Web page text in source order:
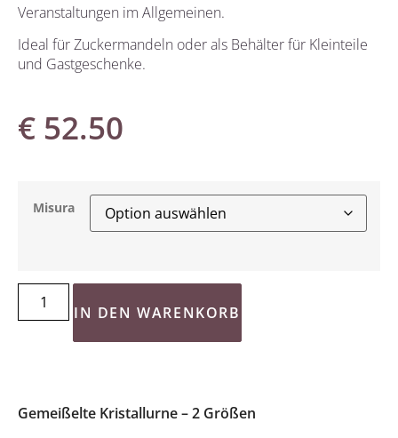
Veranstaltungen im Allgemeinen.
Ideal für Zuckermandeln oder als Behälter für Kleinteile
und Gastgeschenke.
€ 52.50
Misura
IN DEN WARENKORB
Gemeißelte Kristallurne – 2 Größen